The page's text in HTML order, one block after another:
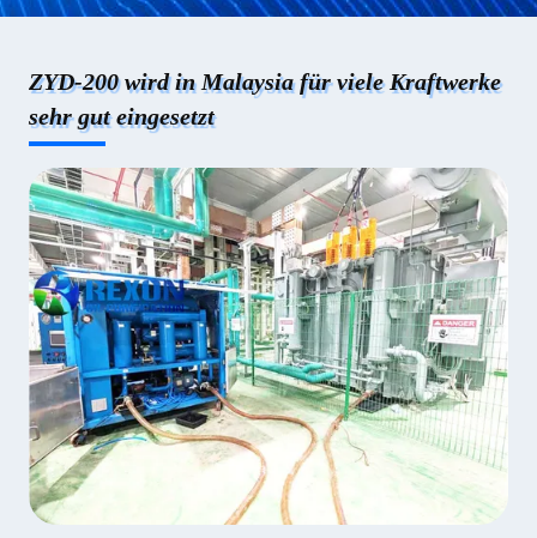
ZYD-200 wird in Malaysia für viele Kraftwerke
sehr gut eingesetzt